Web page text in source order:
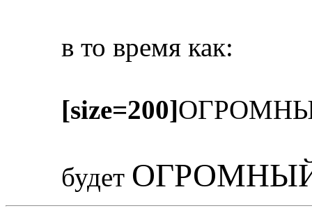
в то время как:
[size=200]
будет